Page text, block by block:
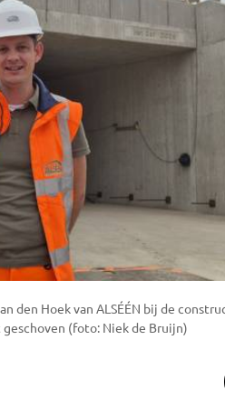
den Hoek van ALSÉÉN bij de
(foto: Niek de Bruijn)